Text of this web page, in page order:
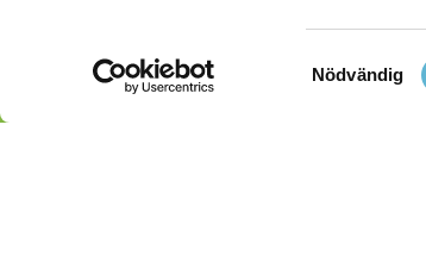
Samtyckesval
Nödvändig